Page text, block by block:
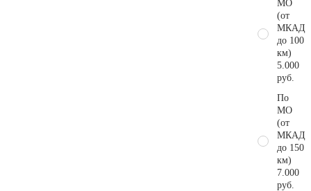
МО
(от
МКАД
до 100
км)
5.000
руб.
По
МО
(от
МКАД
до 150
км)
7.000
руб.